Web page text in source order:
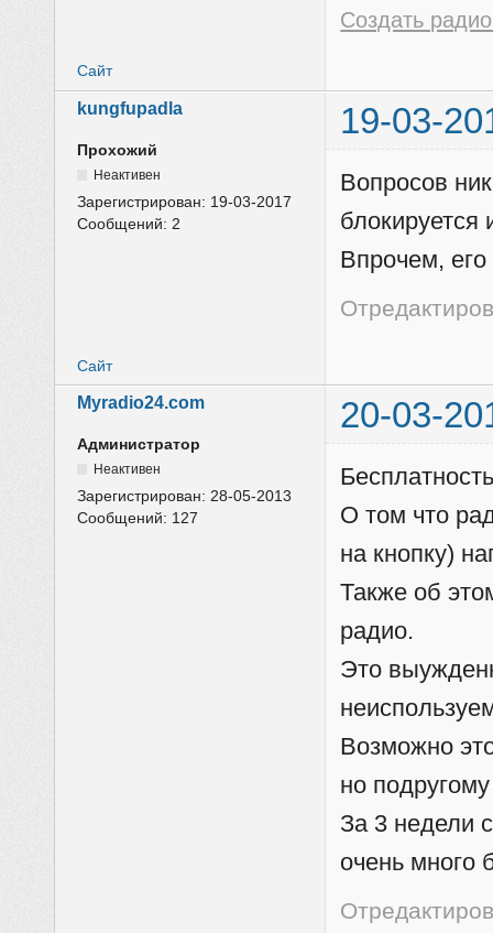
Создать
Сайт
kungfupadla 19-03-
Прохожий
Неактивен
Зарегистрирован: 19-03-2017
Сообщений:2
Вопросов
блокируется
Впрочем,
Сайт
Myradio24.com 20-03-
Администратор
Неактивен
Зарегистрирован:28-05-2013
Сообщений: 127
О том что
на кнопку)
Также об
радио.
Это
Возможно
но
За 3 недели
очень много